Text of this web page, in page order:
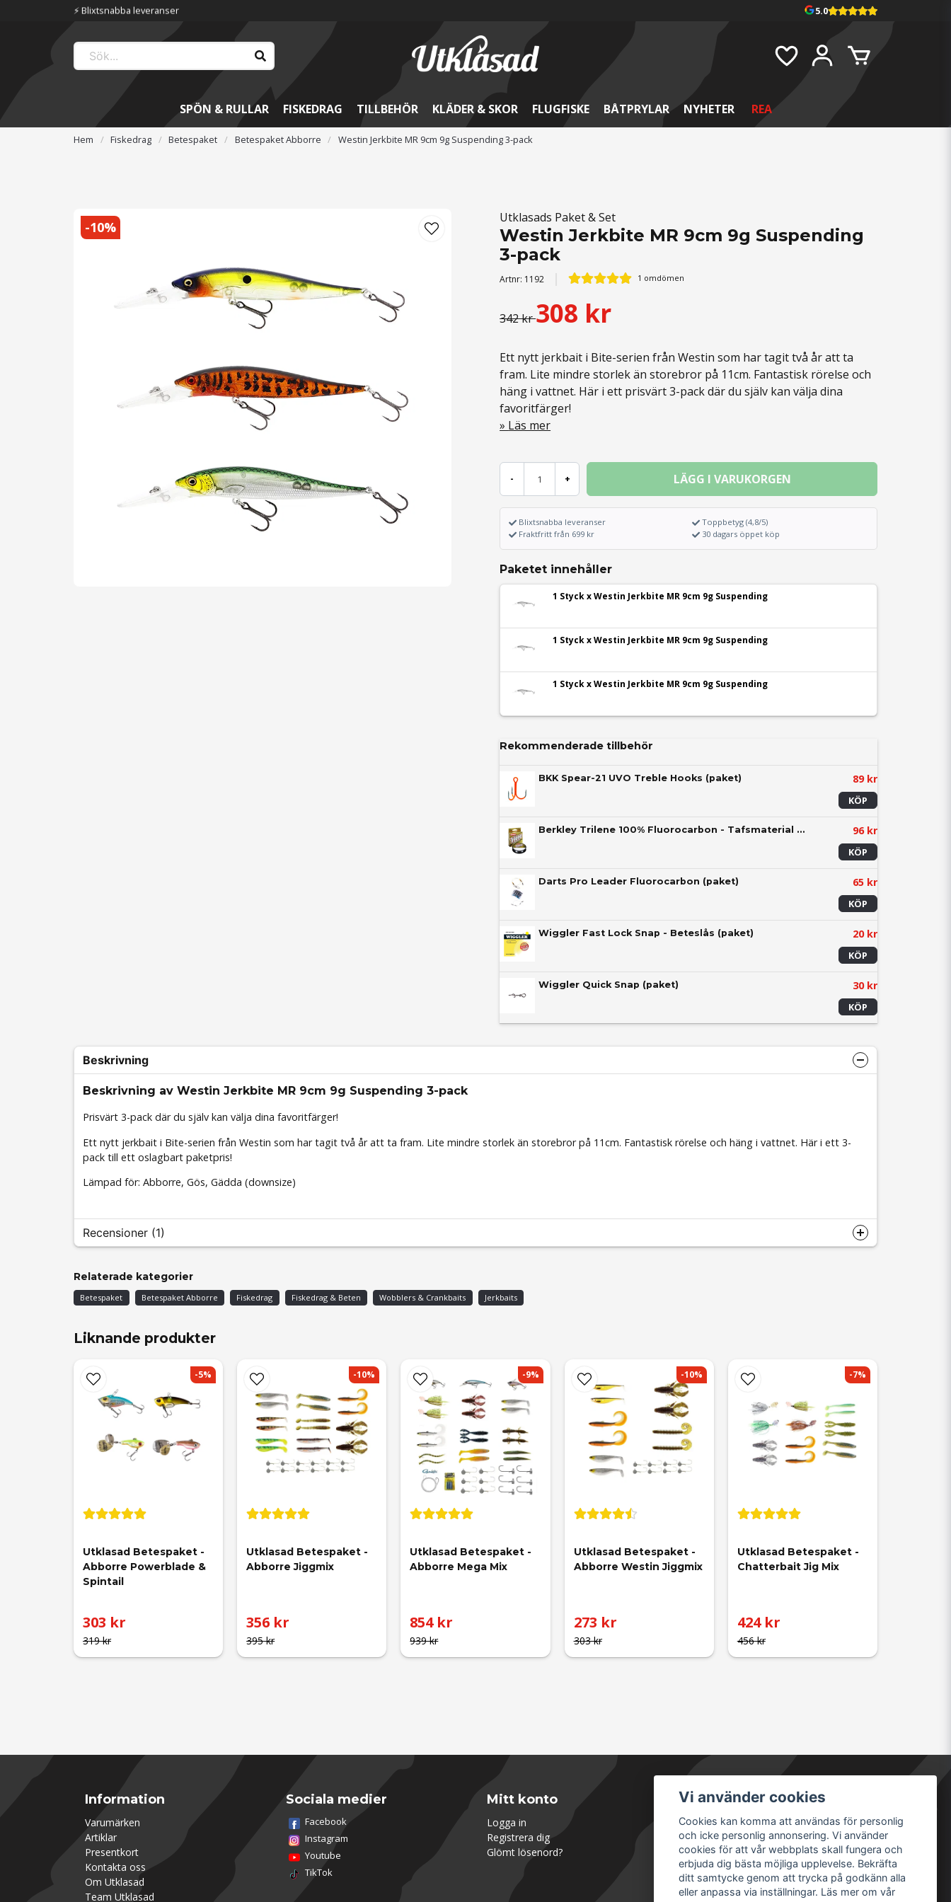
⚡️ Blixtsnabba leveranser 5.0
SPÖN & RULLAR FISKEDRAG TILLBEHÖR KLÄDER & SKOR FLUGFISKE BÅTPRYLAR NYHETER REA
Hem Fiskedrag Betespaket Betespaket Abborre Westin Jerkbite MR 9cm 9g Suspending 3-pack
-10%
Utklasads Paket & Set
Westin Jerkbite MR 9cm 9g Suspending
3-pack
Artnr: 1192 1 omdömen
342 kr308 kr
Ett nytt jerkbait i Bite-serien från Westin som har tagit två år att ta
fram. Lite mindre storlek än storebror på 11cm. Fantastisk rörelse och
häng i vattnet. Här i ett prisvärt 3-pack där du själv kan välja dina
favoritfärger!
Läs mer
- + LÄGG I VARUKORGEN
Blixtsnabba leveranser
Fraktfritt från 699 kr
Toppbetyg (4,8/5)
30 dagars öppet köp
Paketet innehåller
1 Styck x Westin Jerkbite MR 9cm 9g Suspending
1 Styck x Westin Jerkbite MR 9cm 9g Suspending
1 Styck x Westin Jerkbite MR 9cm 9g Suspending
Rekommenderade tillbehör
BKK Spear-21 UVO Treble Hooks (paket) 89 kr
KÖP
Berkley Trilene 100% Fluorocarbon - Tafsmaterial 50m 96 kr
KÖP
Darts Pro Leader Fluorocarbon (paket) 65 kr
KÖP
Wiggler Fast Lock Snap - Beteslås (paket) 20 kr
KÖP
Wiggler Quick Snap (paket) 30 kr
KÖP
Beskrivning
Beskrivning av Westin Jerkbite MR 9cm 9g Suspending 3-pack
Prisvärt 3-pack där du själv kan välja dina favoritfärger!
Ett nytt jerkbait i Bite-serien från Westin som har tagit två år att ta fram. Lite mindre storlek än storebror på 11cm. Fantastisk rörelse och häng i vattnet. Här i ett 3-
pack till ett oslagbart paketpris!
Lämpad för: Abborre, Gös, Gädda (downsize)
Recensioner (1)
Göran Bertil Anton
för 7 månader sedan
Relaterade kategorier
Betespaket Betespaket Abborre Fiskedrag Fiskedrag & Beten Wobblers & Crankbaits Jerkbaits
Liknande produkter
Utklasad Betespaket -
Abborre Powerblade &
Spintail
319 kr
303 kr
-5%
Utklasad Betespaket -
Abborre Jiggmix
395 kr
356 kr
-10%
Utklasad Betespaket -
Abborre Mega Mix
939 kr
854 kr
-9%
Utklasad Betespaket -
Abborre Westin Jiggmix
303 kr
273 kr
-10%
Utklasad Betespaket -
Chatterbait Jig Mix
456 kr
424 kr
-7%
Information
Varumärken
Artiklar
Presentkort
Kontakta oss
Om Utklasad
Team Utklasad
Sociala medier
Facebook
Instagram
Youtube
TikTok
Mitt konto
Logga in
Registrera dig
Glömt lösenord?
Säkra betalningar
Vi använder cookies
Cookies kan komma att användas för personlig
och icke personlig annonsering. Vi använder
cookies för att vår webbplats skall fungera och
erbjuda dig bästa möjliga upplevelse. Bekräfta
ditt samtycke genom att trycka på godkänn alla
eller anpassa via inställningar. Läs mer om vår